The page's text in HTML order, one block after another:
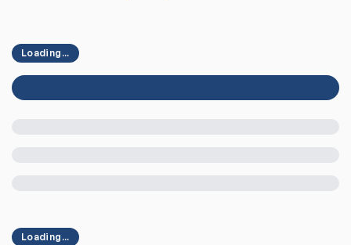
Loading...
Loading...